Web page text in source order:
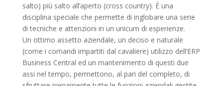
salto) più salto all’aperto (cross country). È una
disciplina speciale che permette di inglobare una serie
di tecniche e attenzioni in un unicum di esperienze.
Un ottimo assetto aziendale, un deciso e naturale
(come i comandi impartiti dal cavaliere) utilizzo dell’ERP
Business Central ed un mantenimento di questi due
assi nel tempo, permettono, al pari del completo, di